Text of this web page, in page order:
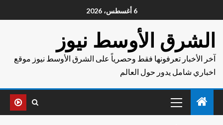
6 أغسطس، 2026
الشرق الأوسط نيوز
آخر الأخبار تعرفونها فقط وحصرياً على الشرق الأوسط نيوز موقع
اخباري شامل يدور حول العالم